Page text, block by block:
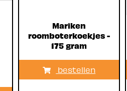
Mariken
roomboterkoekjes -
175 gram
bestellen